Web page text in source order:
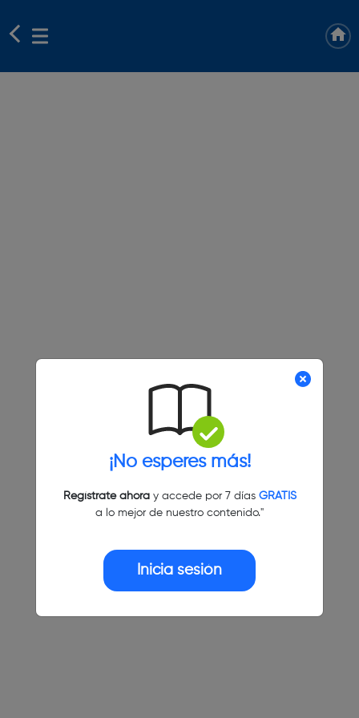
¡No esperes más!
Regístrate ahoray accede por 7 días GRATIS
a lo mejor de nuestro contenido."
Inicia sesión